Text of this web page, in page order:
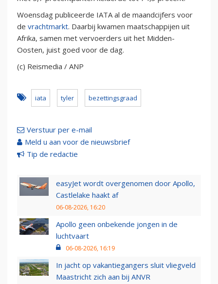
Woensdag publiceerde IATA al de maandcijfers voor
de vrachtmarkt. Daarbij kwamen maatschappijen uit
Afrika, samen met vervoerders uit het Midden-
Oosten, juist goed voor de dag.
(c) Reismedia / ANP
iata tyler bezettingsgraad
Verstuur per e-mail
Meld u aan voor de nieuwsbrief
Tip de redactie
easyJet wordt overgenomen door Apollo,
Castlelake haakt af
06-08-2026, 16:20
Apollo geen onbekende jongen in de
luchtvaart
06-08-2026, 16:19
In jacht op vakantiegangers sluit vliegveld
Maastricht zich aan bij ANVR